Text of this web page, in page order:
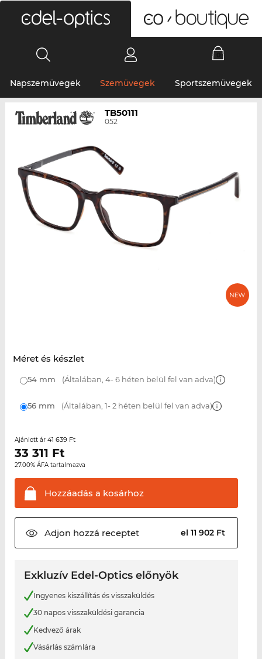
Napszemüvegek Szemüvegek Sportszemüvegek
TB50111
052
Méret és készlet
54 mm (Általában, 4- 6 héten belül fel van adva)
56 mm (Általában, 1- 2 héten belül fel van adva)
Ajánlott ár 41 639 Ft
33 311 Ft
27.00% ÁFA tartalmazva
Hozzáadás a kosárhoz
Adjon hozzá receptet el 11 902 Ft
Exkluzív Edel-Optics előnyök
Ingyenes kiszállítás és visszaküldés
30 napos visszaküldési garancia
Kedvező árak
Vásárlás számlára